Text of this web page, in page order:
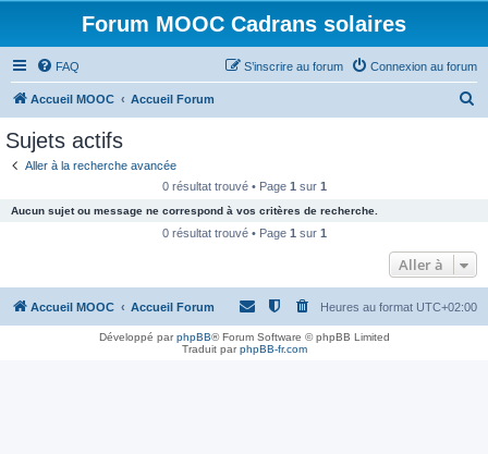
Forum MOOC Cadrans solaires
FAQ Connexion au forum
S’inscrire au forum
Accueil MOOC Accueil Forum
c
e
Sujets actifs
Aller à la recherche avancée
0 résultat trouvé • Page 1 sur 1
Aucun sujet ou message ne correspond à vos critères de recherche.
0 résultat trouvé • Page 1 sur 1
Aller à
Accueil MOOC Accueil Forum Heures au format UTC+02:00
Développé parphpBB® Forum Software © phpBB Limited
Traduit parphpBB-fr.com